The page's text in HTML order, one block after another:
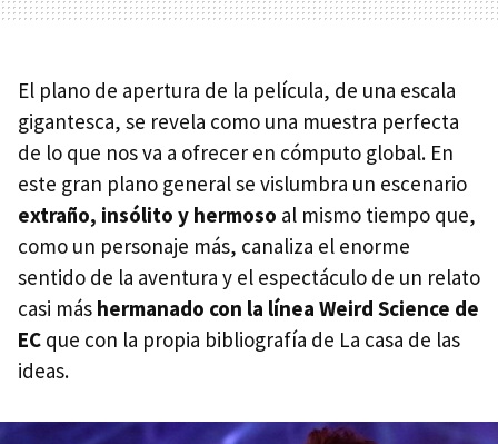
El plano de apertura de la película, de una escala
gigantesca, se revela como una muestra perfecta
de lo que nos va a ofrecer en cómputo global. En
este gran plano general se vislumbra un escenario
extraño, insólito y hermoso al mismo tiempo que,
como un personaje más, canaliza el enorme
sentido de la aventura y el espectáculo de un relato
casi más hermanado con la línea Weird Science de
EC que con la propia bibliografía de La casa de las
ideas.